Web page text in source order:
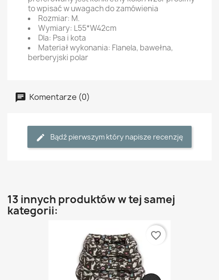
to wpisać w uwagach do zamówienia
Rozmiar: M.
Wymiary: L55*W42cm
Dla: Psa i kota
Materiał wykonania: Flanela, bawełna,
berberyjski polar
Komentarze (0)
Bądź pierwszym który napisze recenzję
13 innych produktów w tej samej
kategorii:
favorite_border